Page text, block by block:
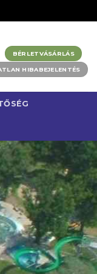
BÉRLETVÁSÁRLÁS
HIBABEJELENTÉS